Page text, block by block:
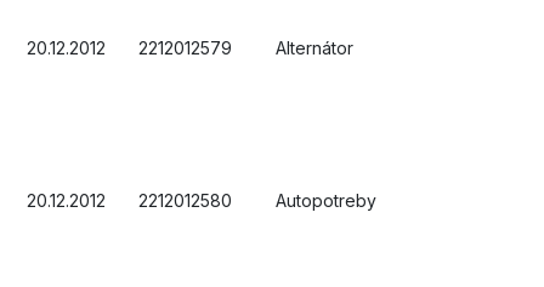
20.12.2012 2212012579 Alternátor
20.12.2012 2212012580 Autopotreby